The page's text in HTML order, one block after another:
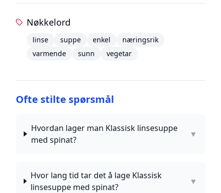
Nøkkelord
linse suppe enkel
næringsrik
varmende
sunn vegetar
Ofte stilte spørsmål
Hvordan lager man Klassisk linsesuppe
med spinat?
▼
Hvor lang tid tar det å lage Klassisk
linsesuppe med spinat?
▼